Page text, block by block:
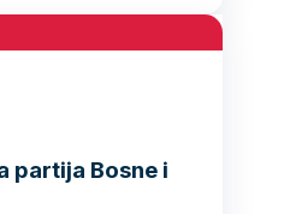
partija Bosne i